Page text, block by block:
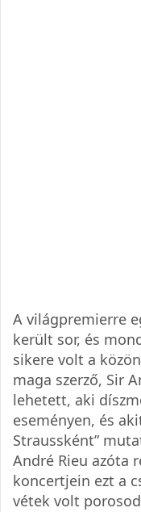
A világpremierre
került sor, és
sikere volt a
maga szerző, Sir
lehetett, aki
eseményen, és
Straussként”
André Rieu azóta
koncertjein ezt a
vétek volt